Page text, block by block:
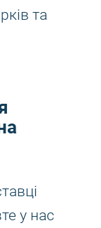
та
у нас